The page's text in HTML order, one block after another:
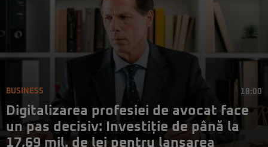
BUSINESS 18:00
Digitalizarea profesiei de avocat face
un pas decisiv: Investiție de până la
17,69 mil. de lei pentru lansarea